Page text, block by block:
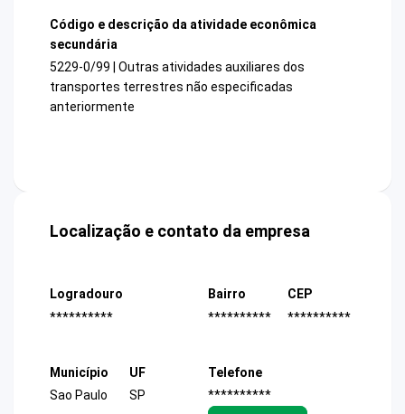
Código e descrição da atividade econômica
secundária
5229-0/99 | Outras atividades auxiliares dos
transportes terrestres não especificadas
anteriormente
Localização e contato da empresa
Logradouro
**********
Bairro
**********
CEP
**********
Município
Sao Paulo
UF
SP
Telefone
**********